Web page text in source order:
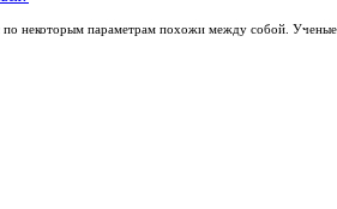
по некоторым параметрам похожи между собой.